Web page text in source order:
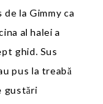
la Gimmy ca
al halei a
ghid. Sus
pus la treabă
gustări